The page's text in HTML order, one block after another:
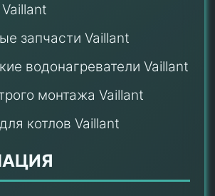
запчасти Vaillant
водонагреватели Vaillant
монтажа Vaillant
котлов Vaillant